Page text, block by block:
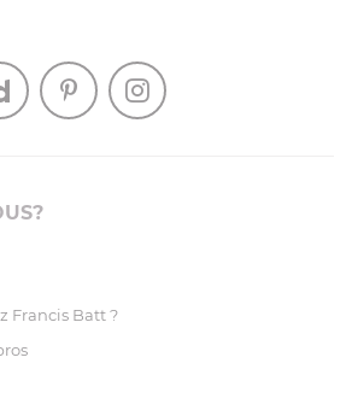
Francis Batt ?